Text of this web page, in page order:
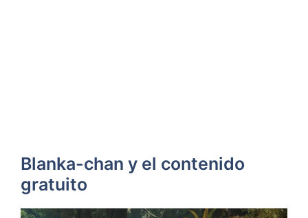
Blanka-chan y el contenido
gratuito